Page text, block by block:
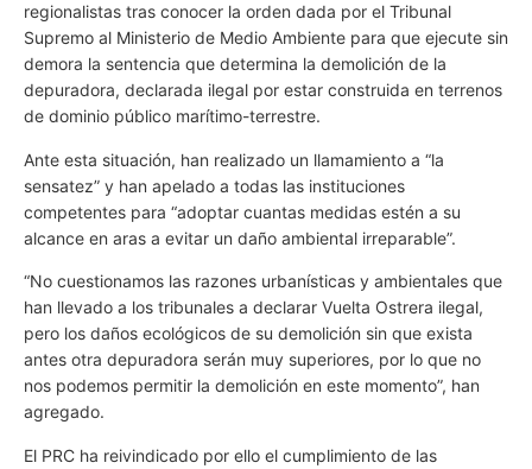
regionalistas tras conocer la orden dada por el Tribunal
Supremo al Ministerio de Medio Ambiente para que ejecute sin
demora la sentencia que determina la demolición de la
depuradora, declarada ilegal por estar construida en terrenos
de dominio público marítimo-terrestre.
Ante esta situación, han realizado un llamamiento a “la
sensatez” y han apelado a todas las instituciones
competentes para “adoptar cuantas medidas estén a su
alcance en aras a evitar un daño ambiental irreparable”.
“No cuestionamos las razones urbanísticas y ambientales que
han llevado a los tribunales a declarar Vuelta Ostrera ilegal,
pero los daños ecológicos de su demolición sin que exista
antes otra depuradora serán muy superiores, por lo que no
nos podemos permitir la demolición en este momento”, han
agregado.
El PRC ha reivindicado por ello el cumplimiento de las